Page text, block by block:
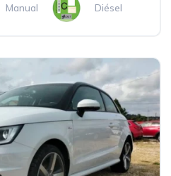
Manual Diésel